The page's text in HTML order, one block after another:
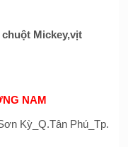
Mickey,vịt
NAM
Kỳ_Q.Tân Phú_Tp.